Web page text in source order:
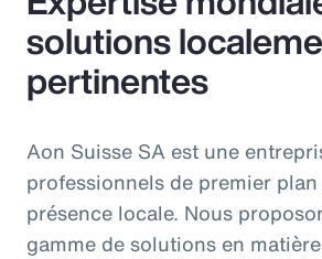
solutions
pertinentes
Aon Suisse SA est une
professionnels de premier
présence locale. Nous
gamme de solutions en